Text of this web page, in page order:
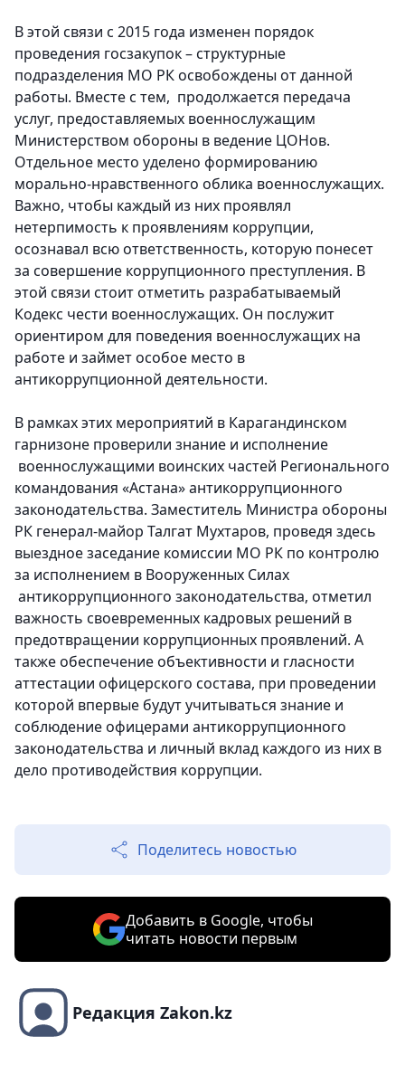
В этой связи с 2015 года изменен порядок
проведения госзакупок – структурные
подразделения МО РК освобождены от данной
работы. Вместе с тем, продолжается передача
услуг, предоставляемых военнослужащим
Министерством обороны в ведение ЦОНов.
Отдельное место уделено формированию
морально-нравственного облика военнослужащих.
Важно, чтобы каждый из них проявлял
нетерпимость к проявлениям коррупции,
осознавал всю ответственность, которую понесет
за совершение коррупционного преступления. В
этой связи стоит отметить разрабатываемый
Кодекс чести военнослужащих. Он послужит
ориентиром для поведения военнослужащих на
работе и займет особое место в
антикоррупционной деятельности.
В рамках этих мероприятий в Карагандинском
гарнизоне проверили знание и исполнение
военнослужащими воинских частей Регионального
командования «Астана» антикоррупционного
законодательства. Заместитель Министра обороны
РК генерал-майор Талгат Мухтаров, проведя здесь
выездное заседание комиссии МО РК по контролю
за исполнением в Вооруженных Силах
антикоррупционного законодательства, отметил
важность своевременных кадровых решений в
предотвращении коррупционных проявлений. А
также обеспечение объективности и гласности
аттестации офицерского состава, при проведении
которой впервые будут учитываться знание и
соблюдение офицерами антикоррупционного
законодательства и личный вклад каждого из них в
дело противодействия коррупции.
Поделитесь новостью
Добавить в Google, чтобы
читать новости первым
Редакция Zakon.kz